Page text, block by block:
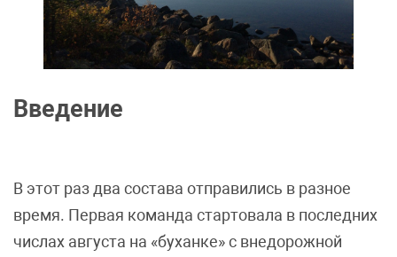
Введение
В этот раз два состава отправились в разное
время. Первая команда стартовала в последних
числах августа на «буханке» с внедорожной